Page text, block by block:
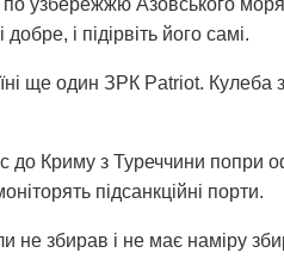
узбережжю Азовського
і підірвіть його самі.
ще один ЗРК Patriot. Кулеба
до Криму з Туреччини попри
підсанкційні порти.
збирав і не має наміру